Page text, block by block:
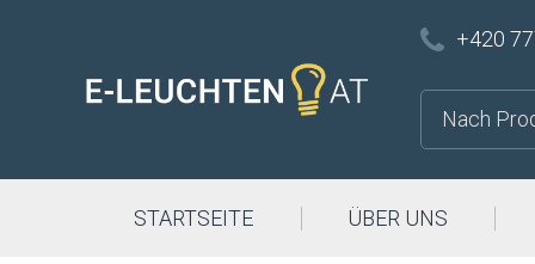
+420
STARTSEITE ÜBER UNS